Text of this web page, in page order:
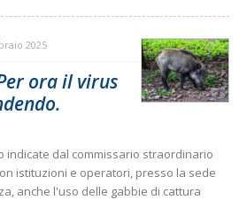
2025
ora il virus
indicate dal commissario straordinario
istituzioni e operatori, presso la sede
anche l'uso delle gabbie di cattura